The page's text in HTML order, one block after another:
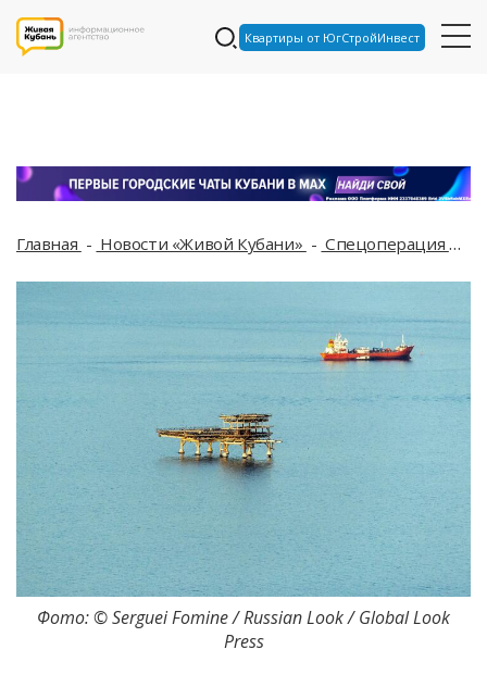
Квартиры от ЮгСтройИнвест
Главная Новости «Живой Кубани» Спецоперация
Фото: © Serguei Fomine / Russian Look / Global Look
Press